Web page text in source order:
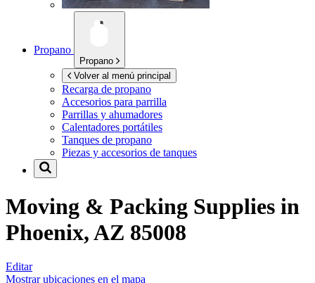
Propano
Propano
Volver al menú principal
Recarga de propano
Accesorios para parrilla
Parrillas y ahumadores
Calentadores portátiles
Tanques de propano
Piezas y accesorios de tanques
Moving & Packing Supplies in
Phoenix, AZ 85008
Editar
Mostrar ubicaciones en el mapa